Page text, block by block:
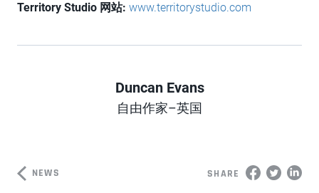
Territory Studio 网站: www.territorystudio.com
Author
Duncan Evans
自由作家–英国
NEWS SHARE